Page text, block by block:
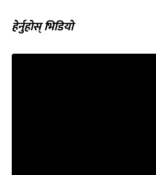
हेर्नुहोस् भिडियो